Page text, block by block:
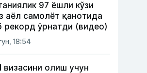
97 ёшли кўзи
аёл самолёт қанотида
рекорд ўрнатди (видео)
18:54
олиш учун